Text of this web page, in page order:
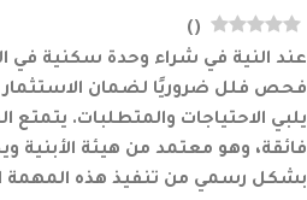
(
)
عند النية في شراء وحدة سكنية
فحص فلل ضروريًا لضمان الاستثمار
يلبي الاحتياجات والمتطلبات.
فائقة، وهو معتمد من هيئة الأبنية
بشكل رسمي من تنفيذ هذه المهمة